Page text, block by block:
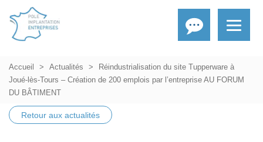
Accueil Actualités
Réindustrialisation du site Tupperware à
Joué-lès-Tours – Création de 200 emplois par l’entreprise AU FORUM
DU BÂTIMENT
Retour aux actualités